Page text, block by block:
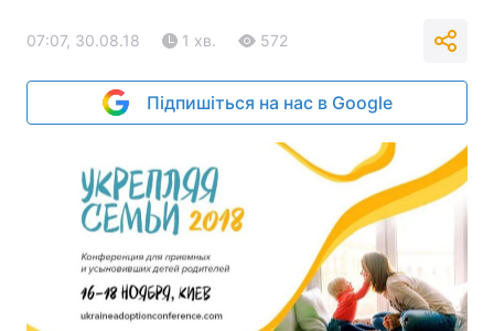
07:07, 30.08.18 1 хв. 572
Підпишіться на нас в Google